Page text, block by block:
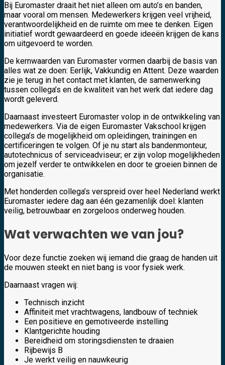
Bij Euromaster draait het niet alleen om auto’s en banden,
maar vooral om mensen. Medewerkers krijgen veel vrijheid,
verantwoordelijkheid en de ruimte om mee te denken. Eigen
initiatief wordt gewaardeerd en goede ideeën krijgen de kans
om uitgevoerd te worden.
De kernwaarden van Euromaster vormen daarbij de basis van
alles wat ze doen: Eerlijk, Vakkundig en Attent. Deze waarden
zie je terug in het contact met klanten, de samenwerking
tussen collega’s en de kwaliteit van het werk dat iedere dag
wordt geleverd.
Daarnaast investeert Euromaster volop in de ontwikkeling van
medewerkers. Via de eigen Euromaster Vakschool krijgen
collega’s de mogelijkheid om opleidingen, trainingen en
certificeringen te volgen. Of je nu start als bandenmonteur,
autotechnicus of serviceadviseur; er zijn volop mogelijkheden
om jezelf verder te ontwikkelen en door te groeien binnen de
organisatie.
Met honderden collega’s verspreid over heel Nederland werkt
Euromaster iedere dag aan één gezamenlijk doel: klanten
veilig, betrouwbaar en zorgeloos onderweg houden.
Wat verwachten we van jou?
Voor deze functie zoeken wij iemand die graag de handen uit
de mouwen steekt en niet bang is voor fysiek werk.
Daarnaast vragen wij:
Technisch inzicht
Affiniteit met vrachtwagens, landbouw of techniek
Een positieve en gemotiveerde instelling
Klantgerichte houding
Bereidheid om storingsdiensten te draaien
Rijbewijs B
Je werkt veilig en nauwkeurig